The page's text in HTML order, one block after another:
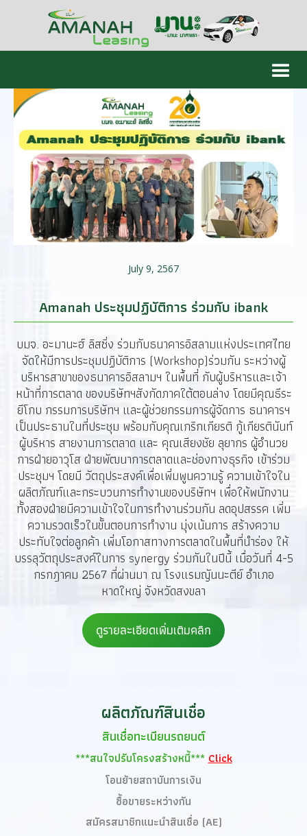
July 9, 2567
Amanah ประชุมปฏิบัติการ ร่วมกับ ibank
บมจ. อะมานะฮ์ ลิสซิ่ง ร่วมกับธนาคารอิสลามแห่งประเทศไทย
จัดให้มีการประชุมปฏิบัติการ (Workshop)ร่วมกัน ระหว่างผู้
บริหารสาขาของธนาคารอิสลามฯ ในพื้นที่ กับผู้บริหารและเจ้า
หน้าที่การตลาด ของบริษัทฯสังกัดภาคใต้ตอนล่าง โดยมีคุณธีระ
ยีโกบ กรรมการบริษัทฯ และผู้ช่วยกรรมการผู้จัดการ ธนาคารฯ
เป็นประธานในที่ประชุม พร้อมกับคุณเกริกเกียรติ กู้เกียรตินันท์
ผู้บริหาร สายงานการตลาด และ คุณเสียงชัย ลุยากร ผู้อำนวย
การฝ่ายอาวุโส ฝ่ายพัฒนาการตลาดและช่องทางธุรกิจ เข้าร่วม
ประชุมฯ โดยมี วัตถุประสงค์เพื่อเพิ่มพูนความรู้ ความเข้าใจใน
ผลิตภัณฑ์และกระบวนการทำงานของบริษัทฯ เพื่อให้พนักงาน
ทั้งสองฝ่ายมีความเข้าใจในการทำงานร่วมกัน ลดอุปสรรค เพิ่ม
ความรวดเร็วในขั้นตอนการทำงาน มุ่งเน้นการ สร้างความ
ประทับใจต่อลูกค้า เพิ่มโอกาสทางการตลาดในพื้นที่นำร่อง ให้
บรรลุวัตถุประสงค์ในการ synergy ร่วมกันในปีนี้ เมื่อวันที่ 4-5
กรกฎาคม 2567 ที่ผ่านมา ณ โรงแรมญันนะตีย์ อำเภอ
หาดใหญ่ จังหวัดสงขลา
ดูรายละเอียดเพิ่มเติมคลิก
ผลิตภัณฑ์สินเชื่อ
สินเชื่อทะเบียนรถยนต์
***สนใจปรับโครงสร้างหนี้*** Click
โอนย้ายสถาบันการเงิน
ซื้อขายระหว่างกัน
สมัครสมาชิกแนะนำสินเชื่อ (AE)